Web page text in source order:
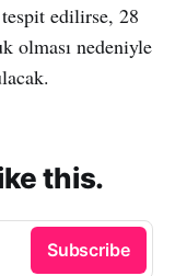
tespit edilirse, 28
olması nedeniyle
this.
Subscribe